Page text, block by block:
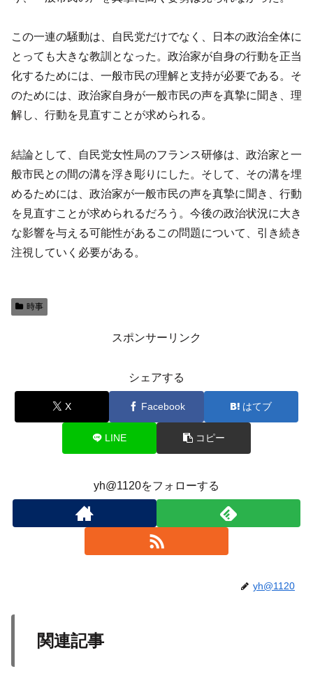
この一連の騒動は、自民党だけでなく、日本の政治全体に
とっても大きな教訓となった。政治家が自身の行動を正当
化するためには、一般市民の理解と支持が必要である。そ
のためには、政治家自身が一般市民の声を真摯に聞き、理
解し、行動を見直すことが求められる。
結論として、自民党女性局のフランス研修は、政治家と一
般市民との間の溝を浮き彫りにした。そして、その溝を埋
めるためには、政治家が一般市民の声を真摯に聞き、行動
を見直すことが求められるだろう。今後の政治状況に大き
な影響を与える可能性があるこの問題について、引き続き
注視していく必要がある。
時事
スポンサーリンク
シェアする
X Facebook はてブ
LINE コピー
yh@1120をフォローする
yh@1120
関連記事